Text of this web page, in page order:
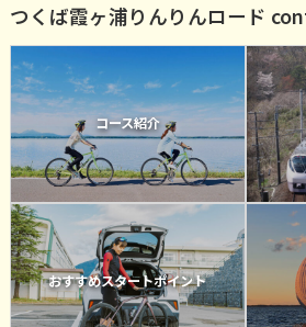
つくば霞ヶ浦りんりんロード
コース紹介
おすすめスタートポイント